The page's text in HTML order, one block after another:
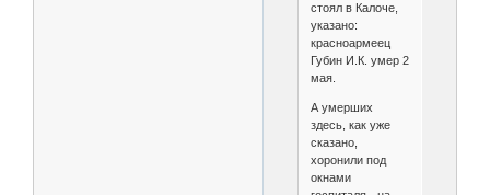
стоял в Калоче,
указано:
красноармеец
Губин И.К. умер 2
мая.
А умерших
здесь, как уже
сказано,
хоронили под
окнами